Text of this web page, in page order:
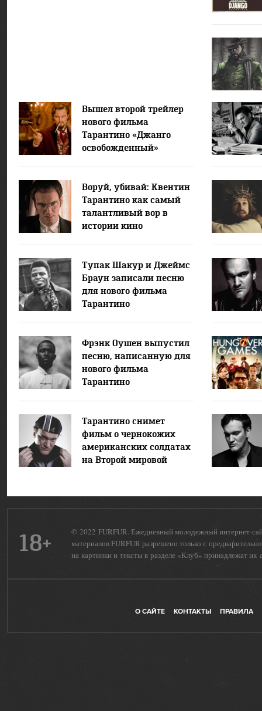
Вышел второй трейлер
нового фильма
Тарантино «Джанго
освобожденный»
Воруй, убивай: Квентин
Тарантино как самый
талантливый вор в
истории кино
Тупак Шакур и Джеймс
Браун записали песню
для нового фильма
Тарантино
Фрэнк Оушен выпустил
песню, написанную для
нового фильма
Тарантино
Тарантино снимет
фильм о чернокожих
американских солдатах
на Второй мировой
18+
© 2022 FURFUR. Ежедневный молодежный интернет-
материалов FURFUR разрешено только с
на картинки и тексты в разделе «Клуб» принадлежат их
О САЙТЕ КОНТАКТЫ ПРАВИЛА